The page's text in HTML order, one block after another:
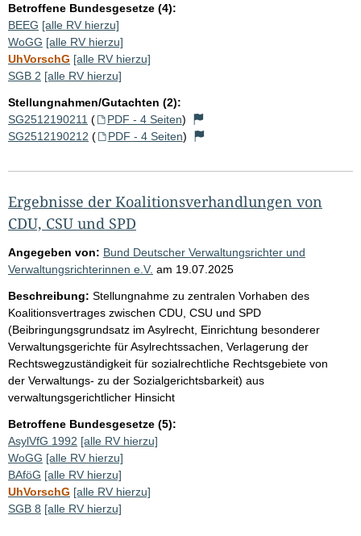
Betroffene Bundesgesetze (4):
BEEG [alle RV hierzu]
WoGG [alle RV hierzu]
UhVorschG [alle RV hierzu]
SGB 2 [alle RV hierzu]
Stellungnahmen/Gutachten (2):
SG2512190211 ( PDF - 4 Seiten)
SG2512190212 ( PDF - 4 Seiten)
Ergebnisse der Koalitionsverhandlungen von
CDU, CSU und SPD
Angegeben von: Bund Deutscher Verwaltungsrichter und
Verwaltungsrichterinnen e.V. am 19.07.2025
Beschreibung: Stellungnahme zu zentralen Vorhaben des
Koalitionsvertrages zwischen CDU, CSU und SPD
(Beibringungsgrundsatz im Asylrecht, Einrichtung besonderer
Verwaltungsgerichte für Asylrechtssachen, Verlagerung der
Rechtswegzuständigkeit für sozialrechtliche Rechtsgebiete von
der Verwaltungs- zu der Sozialgerichtsbarkeit) aus
verwaltungsgerichtlicher Hinsicht
Betroffene Bundesgesetze (5):
AsylVfG 1992 [alle RV hierzu]
WoGG [alle RV hierzu]
BAföG [alle RV hierzu]
UhVorschG [alle RV hierzu]
SGB 8 [alle RV hierzu]